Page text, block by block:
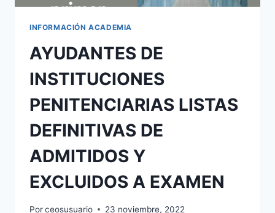
INFORMACIÓN ACADEMIA
AYUDANTES DE
INSTITUCIONES
PENITENCIARIAS LISTAS
DEFINITIVAS DE
ADMITIDOS Y
EXCLUIDOS A EXAMEN
Porceosusuario 23 noviembre, 2022